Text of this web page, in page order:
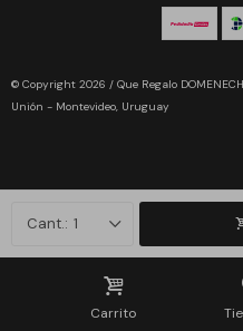
Carrito
1
© Copyright 2026 / Que Regalo
Unión - Montevideo, Uruguay